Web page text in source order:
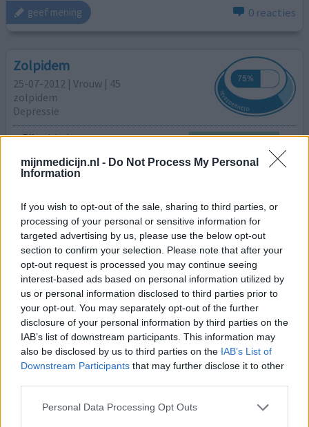
mijnmedicijn.nl - Do Not Process My Personal
Information
If you wish to opt-out of the sale, sharing to third parties, or
processing of your personal or sensitive information for
targeted advertising by us, please use the below opt-out
section to confirm your selection. Please note that after your
opt-out request is processed you may continue seeing
interest-based ads based on personal information utilized by
us or personal information disclosed to third parties prior to
your opt-out. You may separately opt-out of the further
disclosure of your personal information by third parties on the
IAB’s list of downstream participants. This information may
also be disclosed by us to third parties on the IAB’s List of
Downstream Participants that may further disclose it to other
Personal Data Processing Opt Outs
geef mening 0 reacties
Zolpidem
25-07-2012 | Vrouw | 45
zolpidem
Depressie
Effectiviteit
Hoeveelheid bijwerkingen
meer eten, zeer donkere dagen ) schreef mijn arts
zolpidem voor. In het begin nam ik 4(!) tabletten
tegelijkertijd en dan duurde het nog soms meer dan 2u
voor ik sliep. Ik heb na mijn depressie enkele jaren niets
genomen maar 4 jaar geleden toch terug moeten
beginnen omdat ik totaal niet meer sliep en er insomnia
bij mij [lees meer...]
geef mening 0 reacties
1